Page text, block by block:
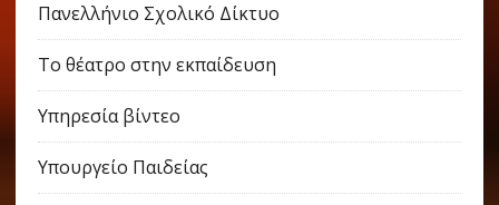
Πανελλήνιο Σχολικό Δίκτυο
Το θέατρο στην εκπαίδευση
Υπηρεσία βίντεο
Υπουργείο Παιδείας